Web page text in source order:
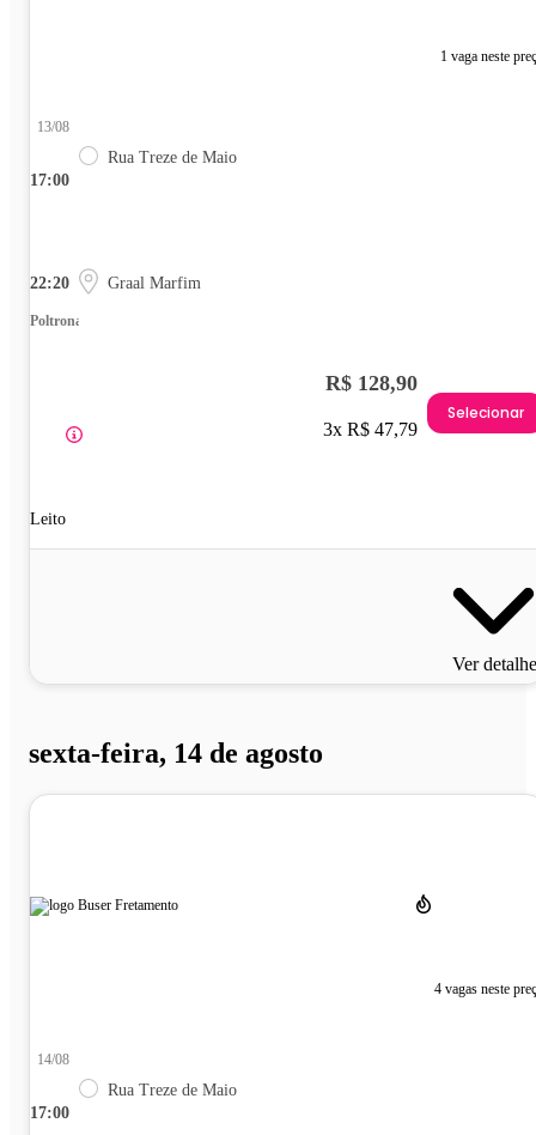
1 vaga neste
17:00
13/08
Rua Treze de Maio
22:20 Graal Marfim
Poltrona
Leito
R$ 128,90
3x R$ 47,79
Selecionar
Ver
sexta-feira, 14 de agosto
4 vagas neste
17:00
14/08
Rua Treze de Maio